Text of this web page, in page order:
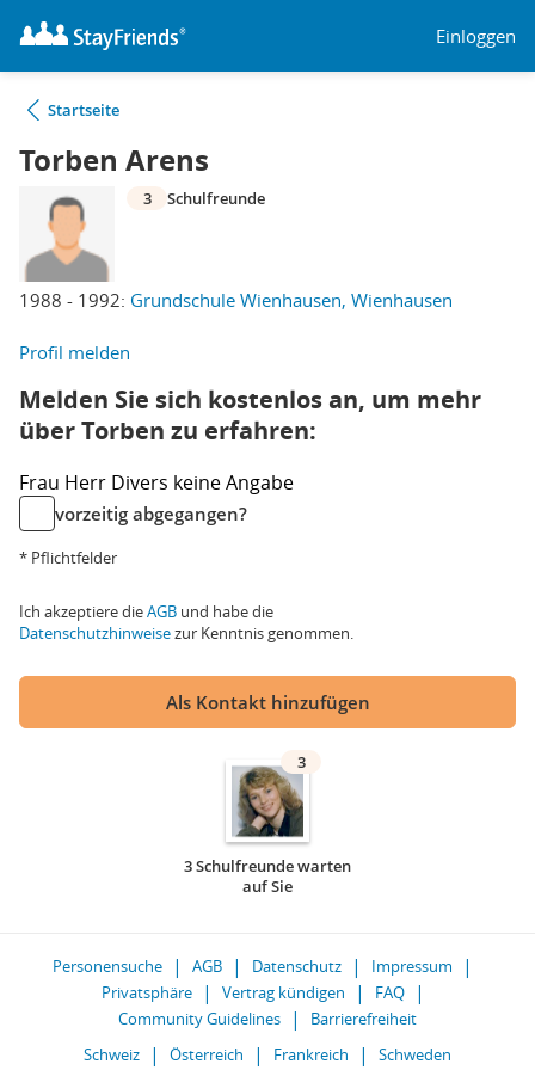
Einloggen
Startseite
Torben Arens
1988 - 1992: Grundschule Wienhausen, Wienhausen
3 Schulfreunde
Profil melden
Melden Sie sich kostenlos an, um mehr
über Torben zu erfahren:
Frau Herr Divers keine Angabe
vorzeitig abgegangen?
* Pflichtfelder
Ich akzeptiere dieAGB und habe die
Datenschutzhinweisezur Kenntnis genommen.
Als Kontakt hinzufügen
3
3 Schulfreunde warten
auf Sie
Personensuche AGB Datenschutz
Impressum
Privatsphäre
Vertrag kündigen
FAQ
Community Guidelines
Barrierefreiheit
Schweiz
Österreich Frankreich Schweden